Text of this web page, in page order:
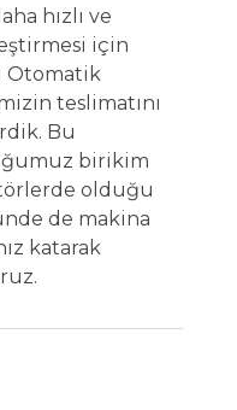
hızlı ve
için
Otomatik
teslimatını
Bu
birikim
olduğu
de makina
katarak